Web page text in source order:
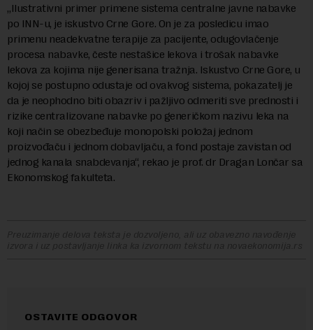
„Ilustrativni primer primene sistema centralne javne nabavke
po INN-u, je iskustvo Crne Gore. On je za posledicu imao
primenu neadekvatne terapije za pacijente, odugovlačenje
procesa nabavke, česte nestašice lekova i trošak nabavke
lekova za kojima nije generisana tražnja. Iskustvo Crne Gore, u
kojoj se postupno odustaje od ovakvog sistema, pokazatelj je
da je neophodno biti obazriv i pažljivo odmeriti sve prednosti i
rizike centralizovane nabavke po generičkom nazivu leka na
koji način se obezbeđuje monopolski položaj jednom
proizvođaču i jednom dobavljaču, a fond postaje zavistan od
jednog kanala snabdevanja“, rekao je prof. dr Dragan Lončar sa
Ekonomskog fakulteta.
Preuzimanje delova teksta je dozvoljeno, ali uz obavezno navođenje
izvora i uz postavljanje linka ka izvornom tekstu na novaekonomija.rs
OSTAVITE ODGOVOR